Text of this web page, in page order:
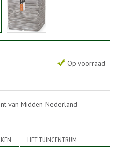
Op voorraad
van Midden-Nederland
HET TUINCENTRUM